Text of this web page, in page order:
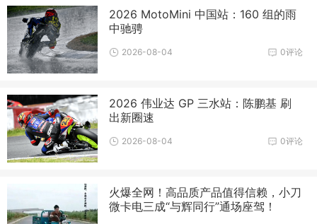
2026 MotoMini 中国站：160 组的雨
中驰骋
0评论
2026-08-04
2026 伟业达 GP 三水站：陈鹏基 刷
出新圈速
0评论
2026-08-04
火爆全网！高品质产品值得信赖，小刀
微卡电三成“与辉同行”通场座驾！